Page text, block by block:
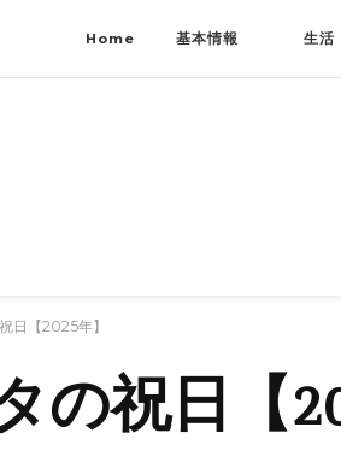
Home 基本情報 生活
日【2025年】
の祝日【